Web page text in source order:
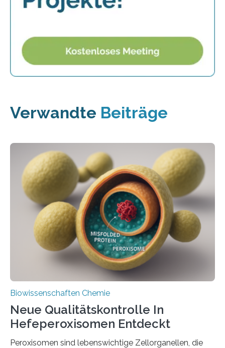
Verwandte Beiträge
Biowissenschaften Chemie
Neue Qualitätskontrolle In
Hefeperoxisomen Entdeckt
Peroxisomen sind lebenswichtige Zellorganellen, die